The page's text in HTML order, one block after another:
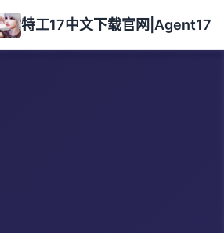
特工17中文下载官网|Agent17